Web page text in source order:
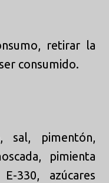
retirar la
consumido.
sal, pimentón,
pimienta
330, azúcares